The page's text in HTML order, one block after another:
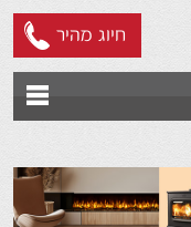
חיוג מהיר